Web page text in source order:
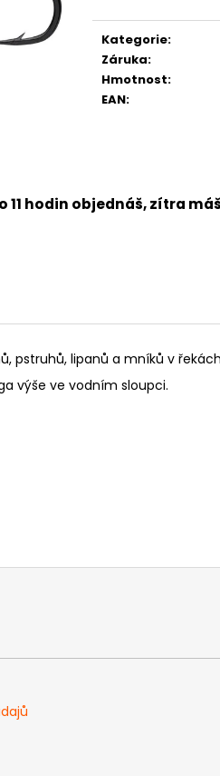
cena:
Kategorie:
Záruka:
Hmotnost:
EAN:
11 hodin objednáš, zítra máš
pstruhů, lipanů a mníků v
výše ve vodním sloupci.